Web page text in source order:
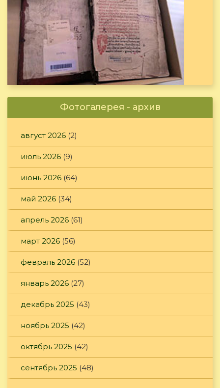
Фотогалерея - архив
август 2026 (2)
июль 2026 (9)
июнь 2026 (64)
май 2026 (34)
апрель 2026 (61)
март 2026 (56)
февраль 2026 (52)
январь 2026 (27)
декабрь 2025 (43)
ноябрь 2025 (42)
октябрь 2025 (42)
сентябрь 2025 (48)